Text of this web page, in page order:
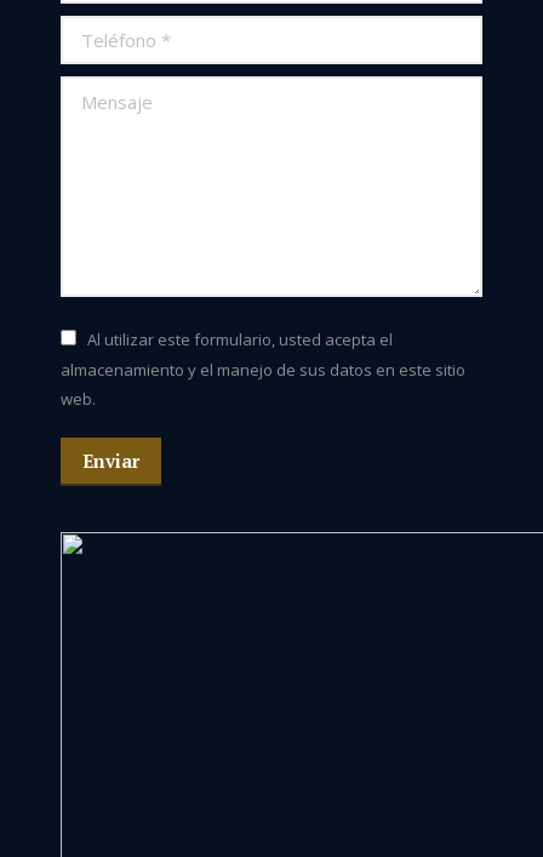
Teléfono *
Mensaje
Al utilizar este formulario, usted acepta el
almacenamiento y el manejo de sus datos en este sitio
web.
Enviar